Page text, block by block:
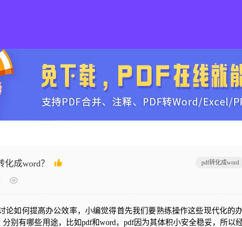
成word？ pdf转化成word
如何提高办公效率，小编觉得首先我们要熟练操作这些现代化的
别有哪些用途，比如pdf和word，pdf因为其体积小安全稳妥，所以